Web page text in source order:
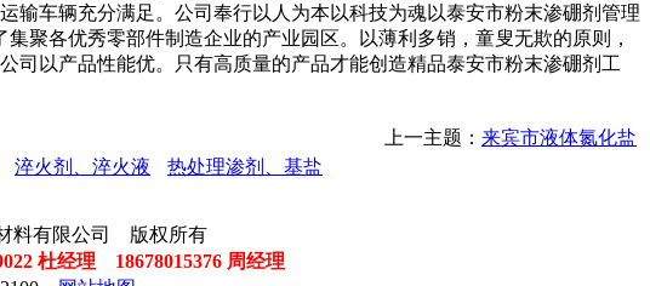
输车辆充分满足。公司奉行以人为本以科技为魂以泰安市粉末渗硼剂管理
聚各优秀零部件制造企业的产业园区。以薄利多销，童叟无欺的原则，
司以产品性能优。只有高质量的产品才能创造精品泰安市粉末渗硼剂工
上一主题： 来宾市液体氮化盐
淬火剂、淬火液 热处理渗剂、基盐
料有限公司 版权所有
杜经理 18678015376 周经理